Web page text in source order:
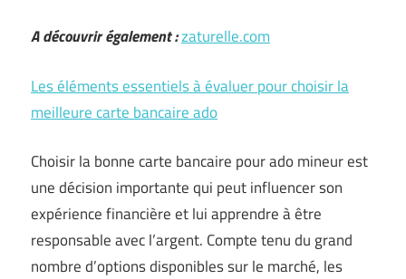
A découvrir également :zaturelle.com
Les éléments essentiels à évaluer pour choisir la
meilleure carte bancaire ado
Choisir la bonne carte bancaire pour ado mineur est
une décision importante qui peut influencer son
expérience financière et lui apprendre à être
responsable avec l’argent. Compte tenu du grand
nombre d’options disponibles sur le marché, les